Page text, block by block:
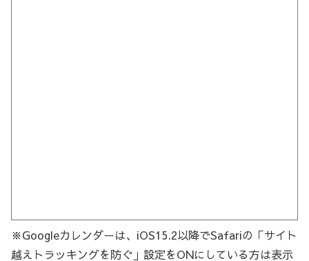
※Googleカレンダーは、iOS15.2以降でSafariの「サイト
越えトラッキングを防ぐ」設定をONにしている方は表示